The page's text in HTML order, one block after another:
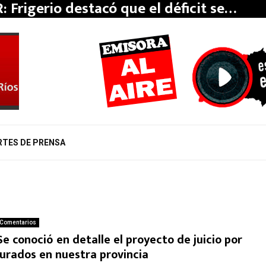
Frigerio destacó que el déficit se…
DE PRENSA
Comentarios
conoció en detalle el proyecto de juicio por
en nuestra provincia